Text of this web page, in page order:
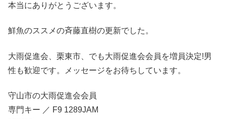
本当にありがとうございます。
鮮魚のススメの斉藤直樹の更新でした。
大雨促進会、栗東市、でも大雨促進会会員を増員決定!男
性も歓迎です。メッセージをお待ちしています。
守山市の大雨促進会会員
専門キー ／ F9 1289JAM